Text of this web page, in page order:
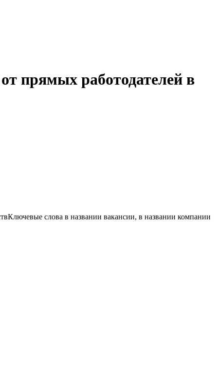
прямых работодателей в
Ключевые слова в названии вакансии, в названии компании